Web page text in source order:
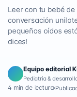
Leer con tu bebé
conversación
pequeños oídos
dices!
Equipo editorial
Pediatría &
4 min de lectura